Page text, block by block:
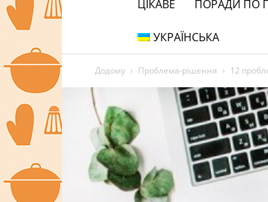
ЦІКАВЕ ПОРАДИ ПО
УКРАЇНСЬКА
Додому Проблема-рішення 12